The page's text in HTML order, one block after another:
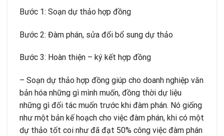
Bước 1: Soạn dự thảo hợp đồng
Bước 2: Đàm phán, sửa đổi bổ sung dự thảo
Bước 3: Hoàn thiện – ký kết hợp đồng
– Soạn dự thảo hợp đồng giúp cho doanh nghiệp văn
bản hóa những gì mình muốn, đồng thời dự liệu
những gì đối tác muốn trước khi đàm phán. Nó giống
như một bản kế hoạch cho việc đàm phán, khi có một
dự thảo tốt coi như đã đạt 50% công việc đàm phán